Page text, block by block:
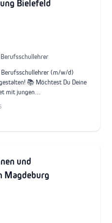
Bielefeld
(m/w/d)
📚 Möchtest Du Deine
mit jungen…
und
Magdeburg